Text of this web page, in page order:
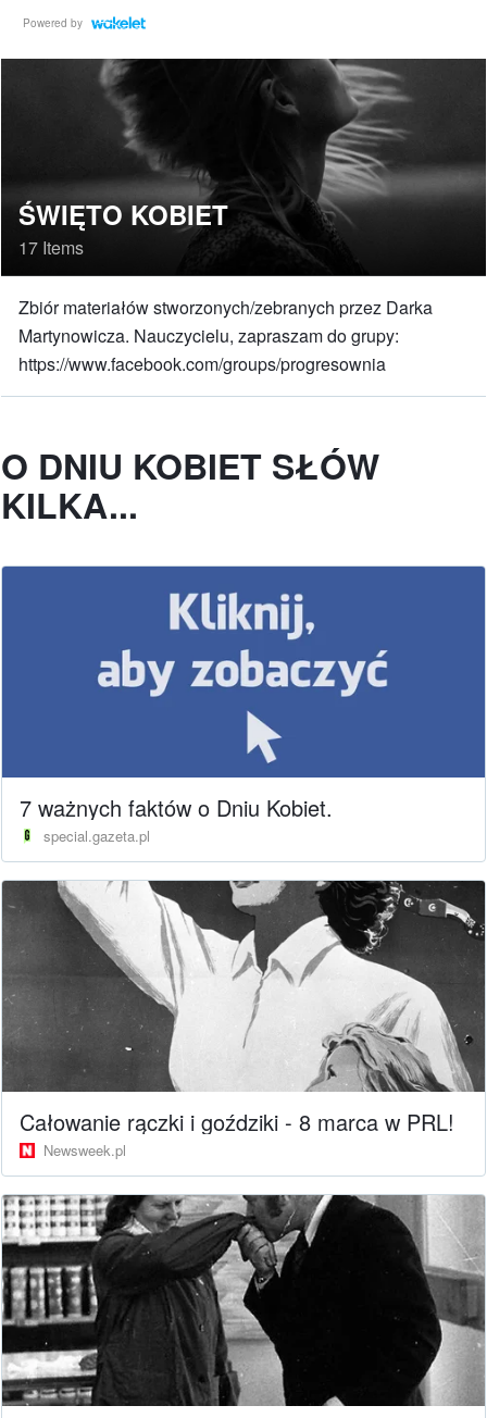
Powered by
ŚWIĘTO KOBIET
17 Items
Zbiór materiałów stworzonych/zebranych przez Darka
Martynowicza. Nauczycielu, zapraszam do grupy:
https://www.facebook.com/groups/progresownia
O DNIU KOBIET SŁÓW
KILKA...
7 ważnych faktów o Dniu Kobiet.
special.gazeta.pl
Całowanie rączki i goździki - 8 marca w PRL!
Newsweek.pl